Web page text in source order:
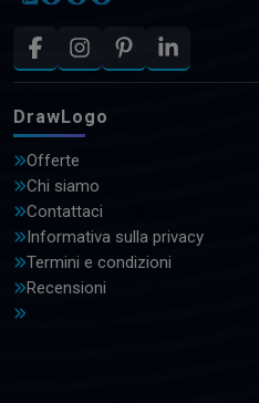
DrawLogo
Offerte
Chi siamo
Contattaci
Informativa sulla privacy
Termini e condizioni
Recensioni